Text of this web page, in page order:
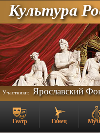
Культура
Участники: Ярославский
Театр Танец